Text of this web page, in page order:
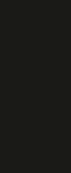
– finalizou.